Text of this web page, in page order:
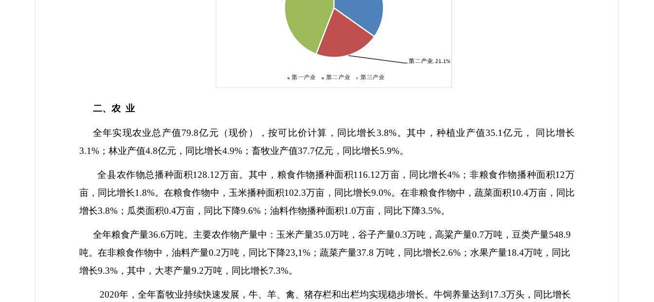
二、农 业
全年实现农业总产值79.8亿元（现价），按可比价计算，同比增长3.8%。其中，种植业产值35.1 亿元， 同比增长
3.1% ；林业产值4.8亿元，同比增长4.9% ；畜牧业产值37.7亿元，同比增长5.9%。
全县农作物总播种面积128.12万亩。其中，粮食作物播种面积116.12万亩，同比增长4% ；非粮食作物播种面积12万
亩，同比增长1.8%。在粮食作物中，玉米播种面积102.3万亩，同比增长9.0%。在非粮食作物中，蔬菜面积10.4万亩，同比
增长3.8% ；瓜类面积0.4万亩，同比下降9.6% ；油料作物播种面积1.0万亩，同比下降3.5%。
全年粮食产量36.6万吨。主要农作物产量中：玉米产量35.0万吨，谷子产量0.3万吨，高粱产量0.7万吨，豆类产量548.9
吨。在非粮食作物中，油料产量0.2万吨，同比下降23,1% ；蔬菜产量37.8 万吨，同比增长2.6% ；水果产量18.4万吨，同比
增长9.3% ，其中，大枣产量9.2万吨，同比增长7.3%。
2020年，全年畜牧业持续快速发展，牛、羊、禽、猪存栏和出栏均实现稳步增长。牛饲养量达到 17.3万头，同比增长